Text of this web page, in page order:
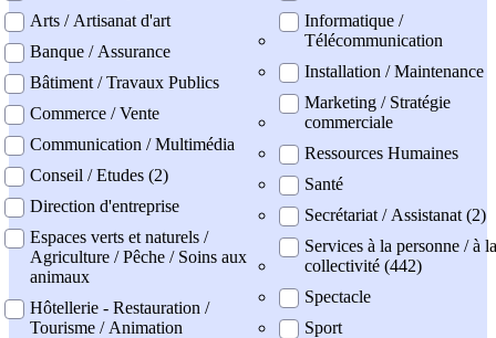
Arts / Artisanat d'art
Banque / Assurance
Bâtiment / Travaux Publics
Commerce / Vente
Communication / Multimédia
Conseil / Etudes (2)
Direction d'entreprise
Espaces verts et naturels /
Agriculture / Pêche / Soins aux
animaux
Hôtellerie - Restauration /
Tourisme / Animation
Informatique /
Télécommunication
Installation / Maintenance
Marketing / Stratégie
commerciale
Ressources Humaines
Santé
Secrétariat / Assistanat (2)
Services à la personne / à la
collectivité (442)
Spectacle
Sport